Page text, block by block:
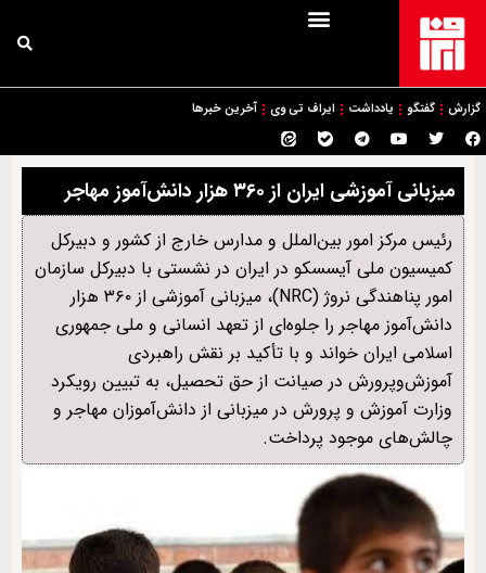
گزارش گفتگو یادداشت ایراف تی وی آخرین خبرها
میزبانی آموزشی ایران از ۳۶۰ هزار دانش‌آموز مهاجر
رئیس مرکز امور بین‌الملل و مدارس خارج از کشور و دبیرکل
کمیسیون ملی آیسسکو در ایران در نشستی با دبیرکل سازمان
امور پناهندگی نروژ (NRC)، میزبانی آموزشی از ۳۶۰ هزار
دانش‌آموز مهاجر را جلوه‌ای از تعهد انسانی و ملی جمهوری
اسلامی ایران خواند و با تأکید بر نقش راهبردی
آموزش‌وپرورش در صیانت از حق تحصیل، به تبیین رویکرد
وزارت آموزش و پرورش در میزبانی از دانش‌آموزان مهاجر و
چالش‌های موجود پرداخت.